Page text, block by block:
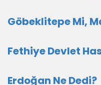
Göbeklitepe Mi,
Fethiye Devlet
Erdoğan Ne Dedi?